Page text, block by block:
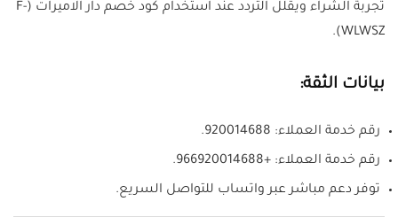
تجربة الشراء ويقلل التردد عند استخدام كود خصم دار الاميرات (F-
WLWSZ).
بيانات الثقة:
رقم خدمة العملاء: 920014688.
رقم خدمة العملاء: +966920014688.
توفر دعم مباشر عبر واتساب للتواصل السريع.